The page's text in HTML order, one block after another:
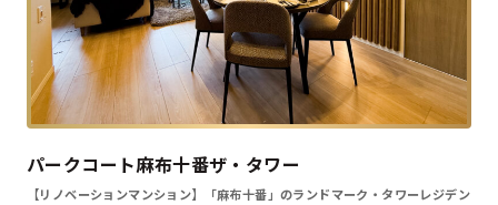
パークコート麻布十番ザ・タワー
【リノベーションマンション】「麻布十番」のランドマーク・タワーレジデン